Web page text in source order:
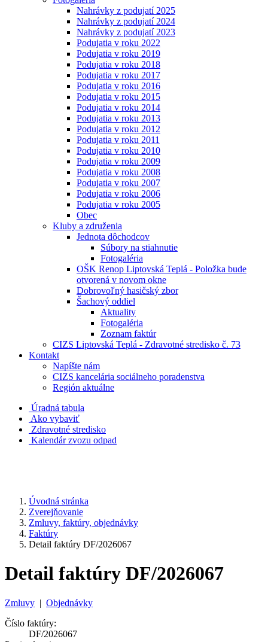
Nahrávky z podujatí 2025
Nahrávky z podujatí 2024
Nahrávky z podujatí 2023
Podujatia v roku 2022
Podujatia v roku 2019
Podujatia v roku 2018
Podujatia v roku 2017
Podujatia v roku 2016
Podujatia v roku 2015
Podujatia v roku 2014
Podujatia v roku 2013
Podujatia v roku 2012
Podujatia v roku 2011
Podujatia v roku 2010
Podujatia v roku 2009
Podujatia v roku 2008
Podujatia v roku 2007
Podujatia v roku 2006
Podujatia v roku 2005
Obec
Kluby a združenia
Jednota dôchodcov
Súbory na stiahnutie
Fotogaléria
OŠK Renop Liptovská Teplá - Položka bude
otvorená v novom okne
Dobrovoľný hasičský zbor
Šachový oddiel
Aktuality
Fotogaléria
Zoznam faktúr
CIZS Liptovská Teplá - Zdravotné stredisko č. 73
Kontakt
Napíšte nám
CIZS kancelária sociálneho poradenstva
Región aktuálne
Úradná tabula
Ako vybaviť
Zdravotné stredisko
Kalendár zvozu odpad
Úvodná stránka
Zverejňovanie
Zmluvy, faktúry, objednávky
Faktúry
Detail faktúry DF/2026067
Detail faktúry DF/2026067
Zmluvy | Objednávky
Číslo faktúry:
DF/2026067